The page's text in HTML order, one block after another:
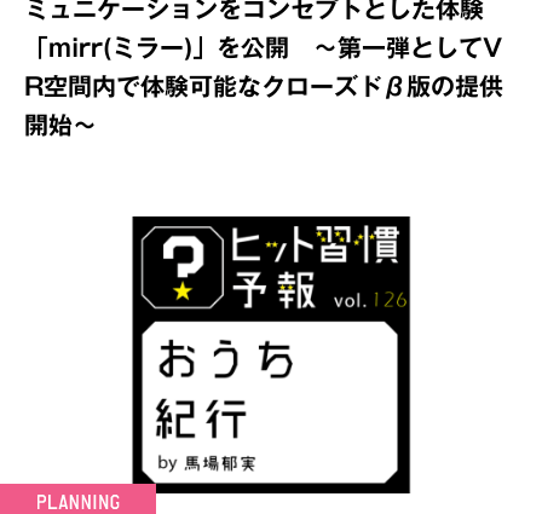
ミュニケーションをコンセプトとした体験
「mirr(ミラー)」を公開 ～第一弾としてV
R空間内で体験可能なクローズドβ版の提供
開始～